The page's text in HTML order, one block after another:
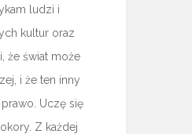
ludzi i
kultur oraz
że świat może
i że ten inny
Uczę się
Z każdej